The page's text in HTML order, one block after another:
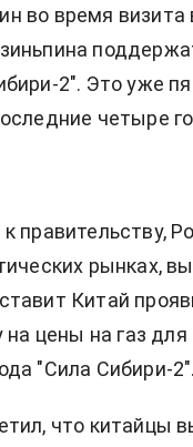
во время визита
2". Это уже
четыре
правительству,
рынках,
Китай
на цены на газ для
"Сила Сибири-2".
что китайцы